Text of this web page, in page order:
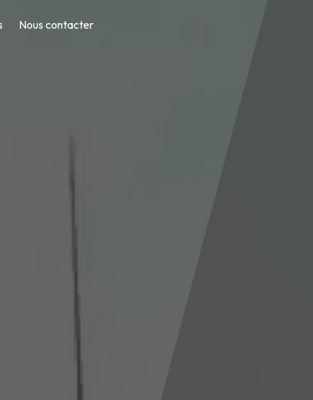
Nous contacter